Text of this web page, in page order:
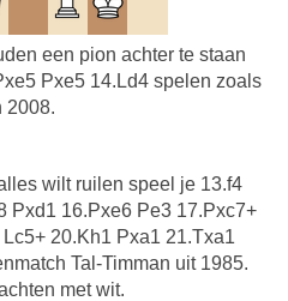
een pion achter te staan
Pxe5 14.Ld4 spelen zoals
2008.
wilt ruilen speel je 13.f4
Pxd1 16.Pxe6 Pe3 17.Pxc7+
20.Kh1 Pxa1 21.Txa1
Tal-Timman uit 1985.
met wit.